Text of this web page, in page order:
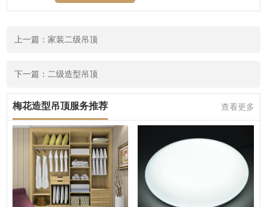
上一篇：家装二级吊顶
下一篇：二级造型吊顶
梅花造型吊顶服务推荐 查看更多